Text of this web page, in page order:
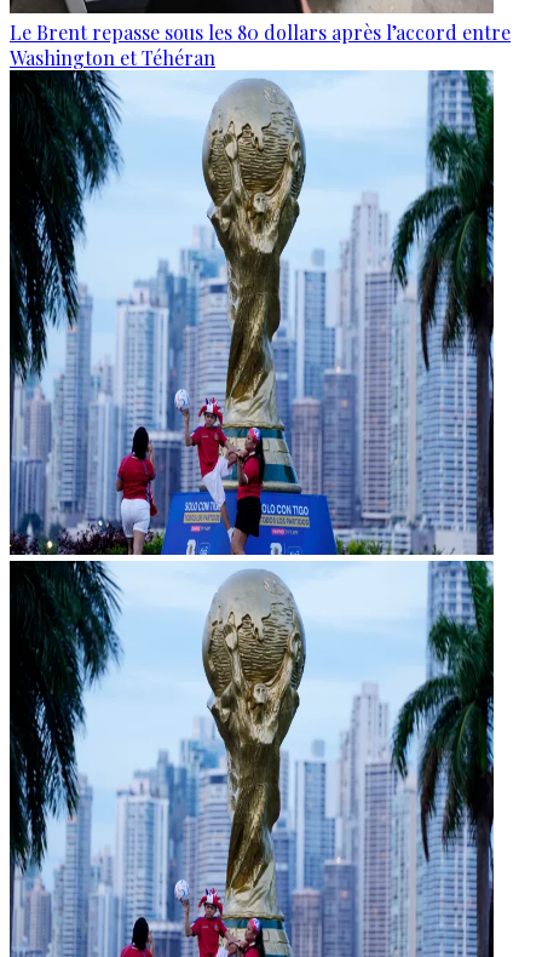
Le Brent repasse sous les 80 dollars après l’accord entre
Washington et Téhéran